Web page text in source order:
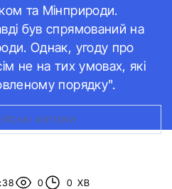
та Мінприроди.
був спрямований на
Однак, угоду про
не на тих умовах, які
порядку".
АВТІВКИ
0 0 ХВ